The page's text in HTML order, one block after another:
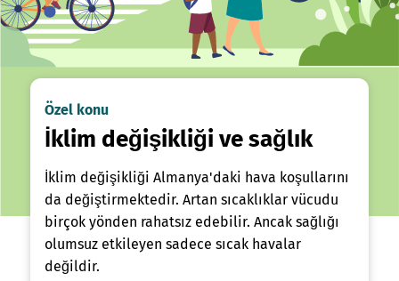
Özel konu
İklim değişikliği ve sağlık
İklim değişikliği Almanya'daki hava koşullarını
da değiştirmektedir. Artan sıcaklıklar vücudu
birçok yönden rahatsız edebilir. Ancak sağlığı
olumsuz etkileyen sadece sıcak havalar
değildir.